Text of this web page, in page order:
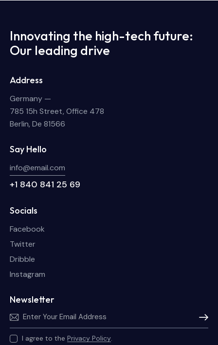
Innovating the high-tech future:
Our leading drive
Address
Germany —
785 15h Street, Office 478
Berlin, De 81566
Say Hello
info@email.com
+1 840 841 25 69
Socials
Facebook
Twitter
Dribble
Instagram
Newsletter
I agree to the Privacy Policy.